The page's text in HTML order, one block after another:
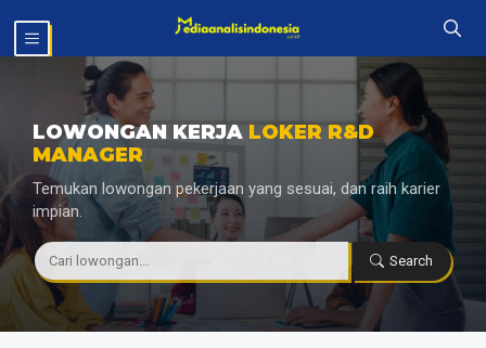
isi
MENU
LOWONGAN KERJA LOKER R&D
MANAGER
Temukan lowongan pekerjaan yang sesuai, dan raih karier
impian.
Search